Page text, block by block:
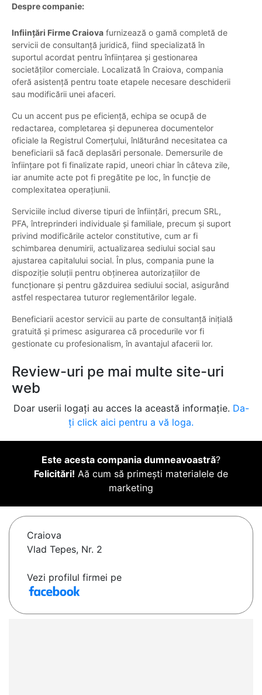
Despre companie:
Inființări Firme Craiova furnizează o gamă completă de
servicii de consultanță juridică, fiind specializată în
suportul acordat pentru înființarea și gestionarea
societăților comerciale. Localizată în Craiova, compania
oferă asistență pentru toate etapele necesare deschiderii
sau modificării unei afaceri.
Cu un accent pus pe eficiență, echipa se ocupă de
redactarea, completarea și depunerea documentelor
oficiale la Registrul Comerțului, înlăturând necesitatea ca
beneficiarii să facă deplasări personale. Demersurile de
înființare pot fi finalizate rapid, uneori chiar în câteva zile,
iar anumite acte pot fi pregătite pe loc, în funcție de
complexitatea operațiunii.
Serviciile includ diverse tipuri de înființări, precum SRL,
PFA, întreprinderi individuale și familiale, precum și suport
privind modificările actelor constitutive, cum ar fi
schimbarea denumirii, actualizarea sediului social sau
ajustarea capitalului social. În plus, compania pune la
dispoziție soluții pentru obținerea autorizațiilor de
funcționare și pentru găzduirea sediului social, asigurând
astfel respectarea tuturor reglementărilor legale.
Beneficiarii acestor servicii au parte de consultanță inițială
gratuită și primesc asigurarea că procedurile vor fi
gestionate cu profesionalism, în avantajul afacerii lor.
Review-uri pe mai multe site-uri
web
Doar userii logați au acces la această informație. Da-
ți click aici pentru a vă loga.
Este acesta compania dumneavoastră?
Felicitări! Aă cum să primești materialele de
marketing
Craiova
Vlad Tepes, Nr. 2
Vezi profilul firmei pe